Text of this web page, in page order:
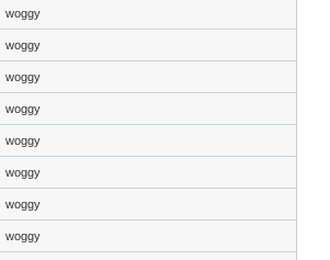
woggy
woggy
woggy
woggy
woggy
woggy
woggy
woggy